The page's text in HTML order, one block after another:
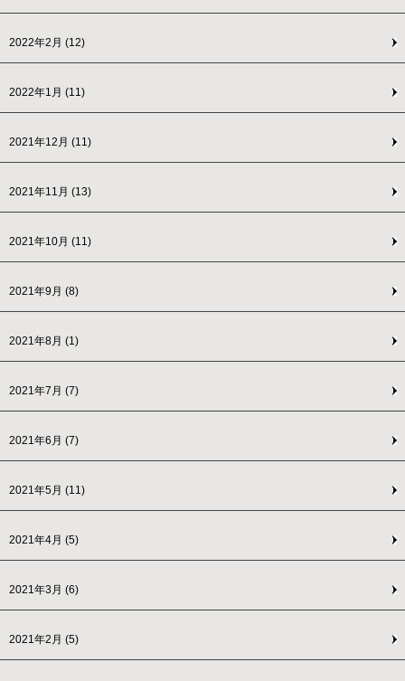
2022年2月 (12)
2022年1月 (11)
2021年12月 (11)
2021年11月 (13)
2021年10月 (11)
2021年9月 (8)
2021年8月 (1)
2021年7月 (7)
2021年6月 (7)
2021年5月 (11)
2021年4月 (5)
2021年3月 (6)
2021年2月 (5)